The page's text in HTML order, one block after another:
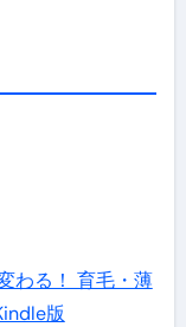
わる！ 育毛・薄
版